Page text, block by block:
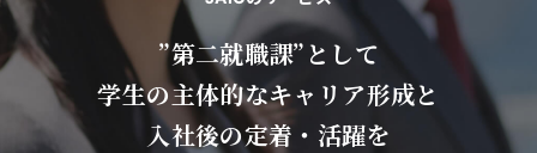
”第二就職課”として
学生の主体的なキャリア形成と
入社後の定着・活躍を